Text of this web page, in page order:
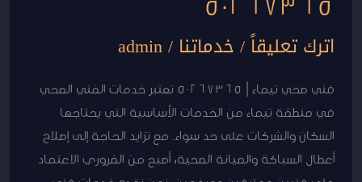
اترك تعليقاً/خدماتنا /
admin
فني صحي تيماء | 50267365 تعتبر خدمات الفني الصحي
في منطقة تيماء من الخدمات الأساسية التي يحتاجها
السكان والشركات على حد سواء. مع تزايد الحاجة إلى إصلاح
أعطال السباكة والصيانة الصحية، أصبح من الضروري الاعتماد